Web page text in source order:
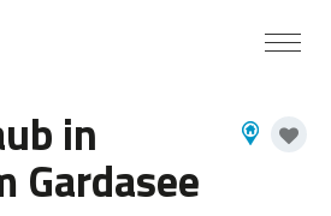
in
Gardasee